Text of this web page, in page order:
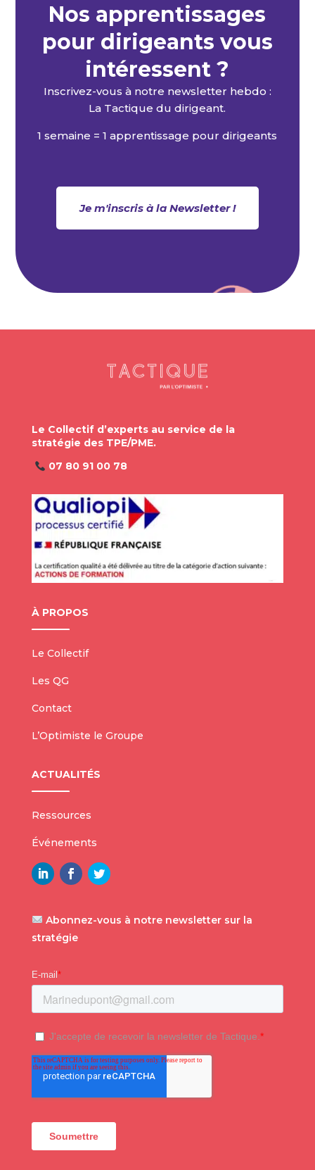
Nos apprentissages
pour dirigeants vous
intéressent ?
Inscrivez-vous à notre newsletter hebdo :
La Tactique du dirigeant.
1 semaine = 1 apprentissage pour dirigeants
Je m'inscris à la Newsletter !
Le Collectif d’experts au service de la
stratégie des TPE/PME.
07 80 91 00 78
À PROPOS
Le Collectif
Les QG
Contact
L’Optimiste le Groupe
ACTUALITÉS
Ressources
Événements
Abonnez-vous à notre newsletter sur la
stratégie